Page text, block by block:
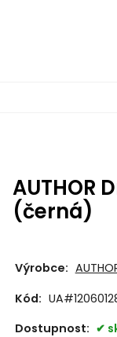
AUTHOR
(černá)
Výrobce:
Kód:
Dostupnost: